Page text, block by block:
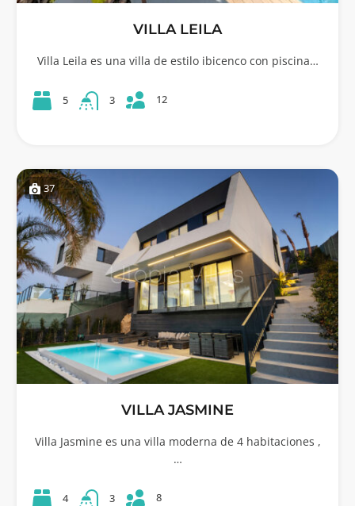
VILLA LEILA
Villa Leila es una villa de estilo ibicenco con piscina…
5 3 12
37
VILLA JASMINE
Villa Jasmine es una villa moderna de 4 habitaciones ,
…
4 3 8